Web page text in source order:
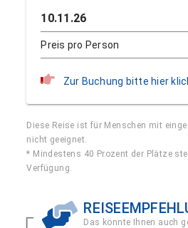
10.11.26
Preis pro Person
Zur Buchung bitte hier
Diese Reise ist für Menschen mit
nicht geeignet.
* Mindestens 40 Prozent der Plätze
Verfügung.
Das könnte Ihnen auch